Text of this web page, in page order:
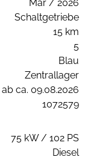
Mär / 2026
Schaltgetriebe
15 km
5
Blau
Zentrallager
ab ca. 09.08.2026
1072579
75 kW / 102 PS
Diesel